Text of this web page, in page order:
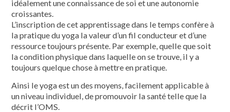
idéalement une connaissance de soi et une autonomie
croissantes.
L’inscription de cet apprentissage dans le temps confère à
la pratique du yoga la valeur d’un fil conducteur et d’une
ressource toujours présente. Par exemple, quelle que soit
la condition physique dans laquelle on se trouve, il y a
toujours quelque chose à mettre en pratique.
Ainsi le yoga est un des moyens, faci­lement applicable à
un niveau indivi­duel, de promouvoir la santé telle que la
décrit l’OMS.